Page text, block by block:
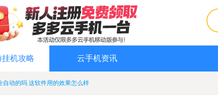
挂机攻略 云手机资讯
自动的吗 这软件用的效果怎么样